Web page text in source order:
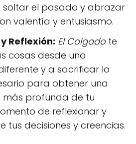
soltar el pasado y abrazar
valentía y entusiasmo.
Reflexión: El Colgado te
cosas desde una
y a sacrificar lo
para obtener una
más profunda de tu
de reflexionar y
tus decisiones y creencias.